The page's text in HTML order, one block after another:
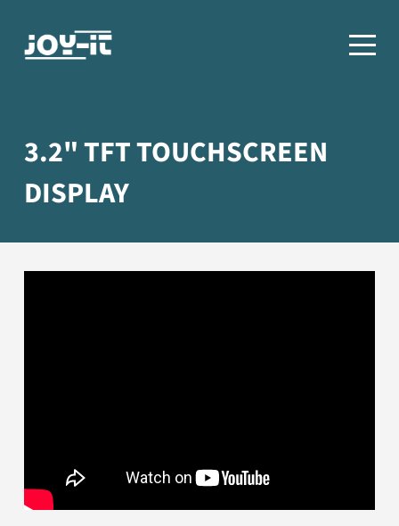
3.2" TFT TOUCHSCREEN
DISPLAY